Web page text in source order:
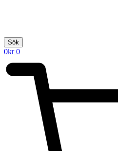
Sök
0kr 0